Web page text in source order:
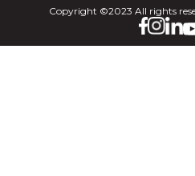
Copyright ©2023 All rights